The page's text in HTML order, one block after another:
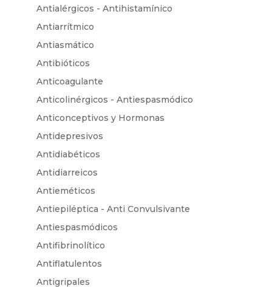
Antialérgicos - Antihistamínico
Antiarrítmico
Antiasmático
Antibióticos
Anticoagulante
Anticolinérgicos - Antiespasmódico
Anticonceptivos y Hormonas
Antidepresivos
Antidiabéticos
Antidiarreicos
Antieméticos
Antiepiléptica - Anti Convulsivante
Antiespasmódicos
Antifibrinolítico
Antiflatulentos
Antigripales